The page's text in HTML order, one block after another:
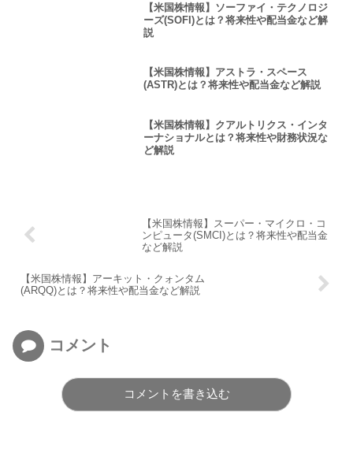
【米国株情報】ソーファイ・テクノロジ
ーズ(SOFI)とは？将来性や配当金など解
説
【米国株情報】アストラ・スペース
(ASTR)とは？将来性や配当金など解説
【米国株情報】クアルトリクス・インタ
ーナショナルとは？将来性や財務状況な
ど解説
【米国株情報】スーパー・マイクロ・コ
ンピュータ(SMCI)とは？将来性や配当金
など解説
【米国株情報】アーキット・クォンタム
(ARQQ)とは？将来性や配当金など解説
コメント
コメントを書き込む